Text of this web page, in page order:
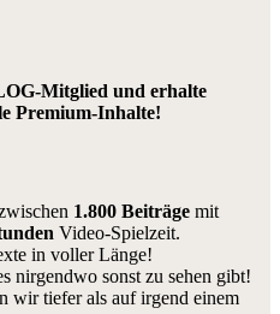
Mitglied und erhalte
Premium-Inhalte!
1.800 Beiträge mit
Video-Spielzeit.
in voller Länge!
nirgendwo sonst zu sehen gibt!
wir tiefer als auf irgend einem